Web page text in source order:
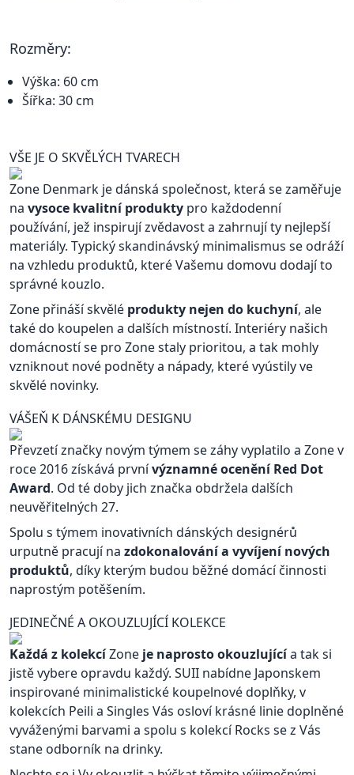
Rozměry:
Výška: 60 cm
Šířka: 30 cm
VŠE JE O SKVĚLÝCH TVARECH
Zone Denmark je dánská společnost, která se zaměřuje
na vysoce kvalitní produkty pro každodenní
používání, jež inspirují zvědavost a zahrnují ty nejlepší
materiály. Typický skandinávský minimalismus se odráží
na vzhledu produktů, které Vašemu domovu dodají to
správné kouzlo.
Zone přináší skvělé produkty nejen do kuchyní, ale
také do koupelen a dalších místností. Interiéry našich
domácností se pro Zone staly prioritou, a tak mohly
vzniknout nové podněty a nápady, které vyústily ve
skvělé novinky.
VÁŠEŇ K DÁNSKÉMU DESIGNU
Převzetí značky novým týmem se záhy vyplatilo a Zone v
roce 2016 získává prvnívýznamné ocenění Red Dot
Award. Od té doby jich značka obdržela dalších
neuvěřitelných 27.
Spolu s týmem inovativních dánských designérů
urputně pracují na zdokonalování a vyvíjení nových
produktů, díky kterým budou běžné domácí činnosti
naprostým potěšením.
JEDINEČNÉ A OKOUZLUJÍCÍ KOLEKCE
Každá z kolekcíZone je naprosto okouzlujícía tak si
jistě vybere opravdu každý. SUII nabídne Japonskem
inspirované minimalistické koupelnové doplňky, v
kolekcích Peili a Singles Vás osloví krásné linie doplněné
vyváženými barvami a spolu s kolekcí Rocks se z Vás
stane odborník na drinky.